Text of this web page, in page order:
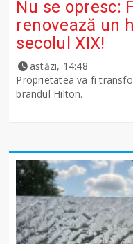
Nu se opresc:
renovează un
secolul XIX!
astăzi, 14:48
Proprietatea va fi
brandul Hilton.